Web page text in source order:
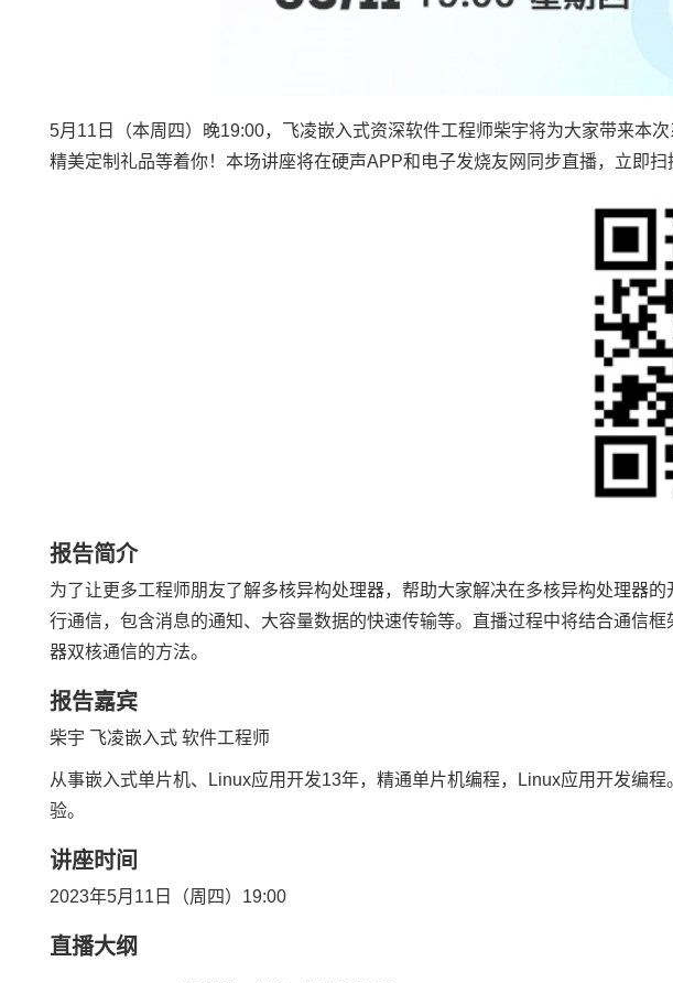
5月11日（本周四）晚19:00， 飞凌嵌入式资深软件工程师柴宇将为大家带来本
精美定制礼品等着你！本场讲座将在硬声APP和电子发烧友网同步直播，立即扫
报告简介
为了让更多工程师朋友了解多核异构处理器，帮助大家解决在多核异构处理器
行通信，包含消息的通知、大容量数据的快速传输等。直播过程中将结合通信
器双核通信的方法。
报告嘉宾
柴宇 飞凌嵌入式 软件工程师
从事嵌入式单片机、Linux应用开发13年，精通单片机编程，Linux应用开发编
验。
讲座时间
2023年5月11日（周四）19:00
直播大纲